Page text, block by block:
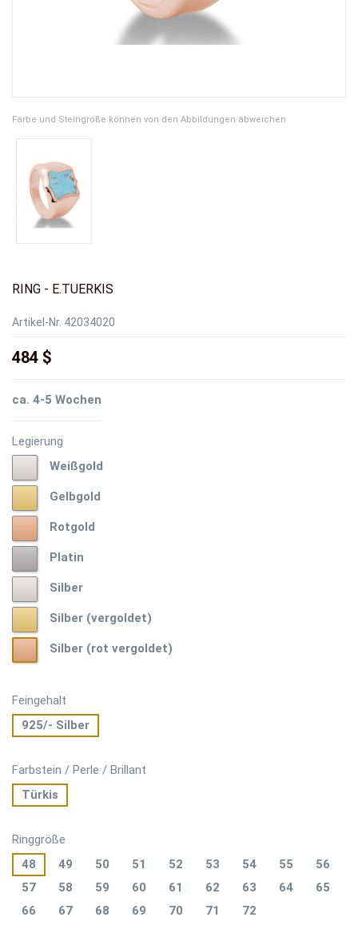
Farbe und Steingröße können von den Abbildungen abweichen
RING - E.TUERKIS
Artikel-Nr. 42034020
484 $
ca. 4-5 Wochen
Legierung
WeißgoldWeißgold
GelbgoldGelbgold
RotgoldRotgold
Platin
Silber
(vergoldet)
Silber (vergoldet)
(rot
Silber (rot vergoldet)
Feingehalt
925/- Silber
Farbstein / Perle / Brillant
Türkis
Ringgröße
48
49 50 51 52 53 54 55
56
57
58 59 60 61 62 63 64
65
66
67 68 69 70 71 72